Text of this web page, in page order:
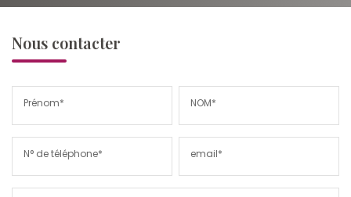
Nous contacter
Prénom* NOM*
N° de téléphone* email*